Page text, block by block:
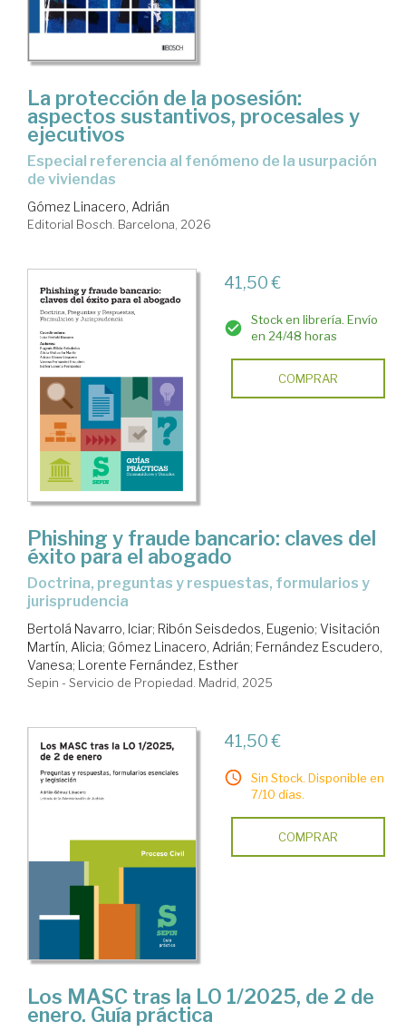
La protección de la posesión:
aspectos sustantivos, procesales y
ejecutivos
Especial referencia al fenómeno de la usurpación
de viviendas
Gómez Linacero, Adrián
Editorial Bosch. Barcelona, 2026
41,50 €
Stock en librería. Envío
en 24/48 horas
COMPRAR
Phishing y fraude bancario: claves del
éxito para el abogado
doctrina, preguntas y respuestas, formularios y
jurisprudencia
Bertolá Navarro, Iciar; Ribón Seisdedos, Eugenio; Visitación
Martín, Alicia; Gómez Linacero, Adrián; Fernández Escudero,
Vanesa; Lorente Fernández, Esther
Sepin - Servicio de Propiedad. Madrid, 2025
41,50 €
Sin Stock. Disponible en
7/10 días.
COMPRAR
Los MASC tras la LO 1/2025, de 2 de
enero. Guía práctica